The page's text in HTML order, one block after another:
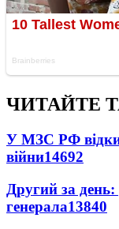
ЧИТАЙТЕ
У МЗС РФ
війни14692
Другий за
генерала13840